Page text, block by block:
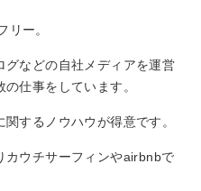
リー。
グなどの自社メディアを運営
仕事をしています。
するノウハウが得意です。
カウチサーフィンやairbnbで